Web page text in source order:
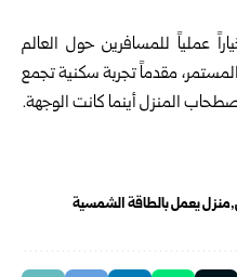
عملياً للمسافرين حول العالم
مقدماً تجربة سكنية تجمع
المنزل أينما كانت الوجهة.
منزل يعمل بالطاقة الشمسية